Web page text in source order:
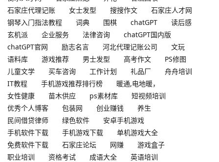
石家庄代理记账
女士发型 搜搜作文
石家庄人才网
钢琴入门指法教程
词典 围棋 chatGPT
读后感
玄机派
企业服务 法律咨询
chatGPT国内版
chatGPT官网
励志名言 河北代理记账公司
文玩
语料库
游戏推荐 男士发型 高考作文
PS修图
儿童文学
买车咨询 工作计划 礼品厂
舟舟培训
IT教程
手机游戏推荐排行榜
暖通,电地暖，
女性健康
苗木供应 ps素材库
短视频培训
优秀个人博客
包装网 创业赚钱
养生
民间借贷律师
绿色软件
安卓手机游戏
手机软件下载
手机游戏下载
单机游戏大全
免费软件下载
石家庄论坛 网赚
游戏盒子
职业培训
资格考试 成语大全
英语培训